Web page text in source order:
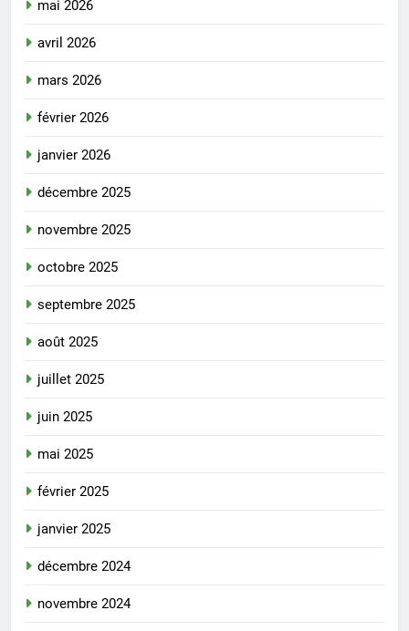
mai 2026
avril 2026
mars 2026
février 2026
janvier 2026
décembre 2025
novembre 2025
octobre 2025
septembre 2025
août 2025
juillet 2025
juin 2025
mai 2025
février 2025
janvier 2025
décembre 2024
novembre 2024